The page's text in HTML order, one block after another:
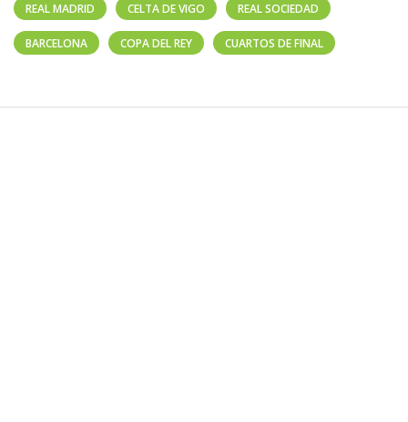
REAL MADRID CELTA DE VIGO REAL SOCIEDAD
BARCELONA COPA DEL REY CUARTOS DE FINAL